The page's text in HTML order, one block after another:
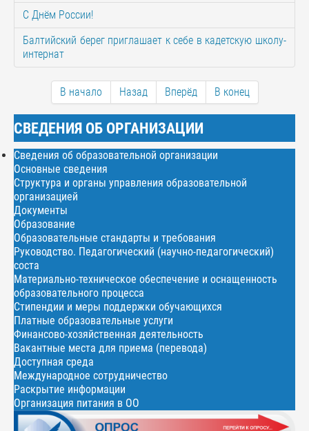
С Днём России!
Балтийский берег приглашает к себе в кадетскую школу-
интернат
В начало Назад Вперёд В конец
СВЕДЕНИЯ ОБ ОРГАНИЗАЦИИ
Сведения об образовательной организации
Основные сведения
Структура и органы управления образовательной
организацией
Документы
Образование
Образовательные стандарты и требования
Руководство. Педагогический (научно-педагогический)
соста
Материально-техническое обеспечение и оснащенность
образовательного процесса
Стипендии и меры поддержки обучающихся
Платные образовательные услуги
Финансово-хозяйственная деятельность
Вакантные места для приема (перевода)
Доступная среда
Международное сотрудничество
Раскрытие информации
Организация питания в ОО